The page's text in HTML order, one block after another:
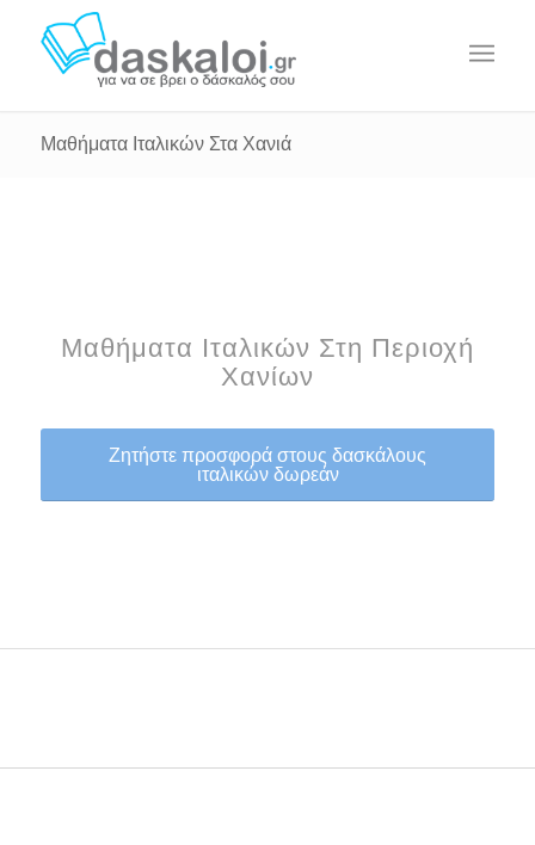
Μαθήματα Ιταλικών Στα Χανιά
Μαθήματα Ιταλικών Στη Περιοχή
Χανίων
Ζητήστε προσφορά στους δασκάλους
ιταλικών δωρεάν